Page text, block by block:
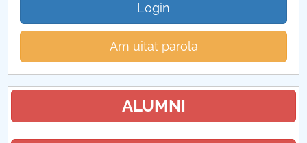
Login
Am uitat parola
ALUMNI